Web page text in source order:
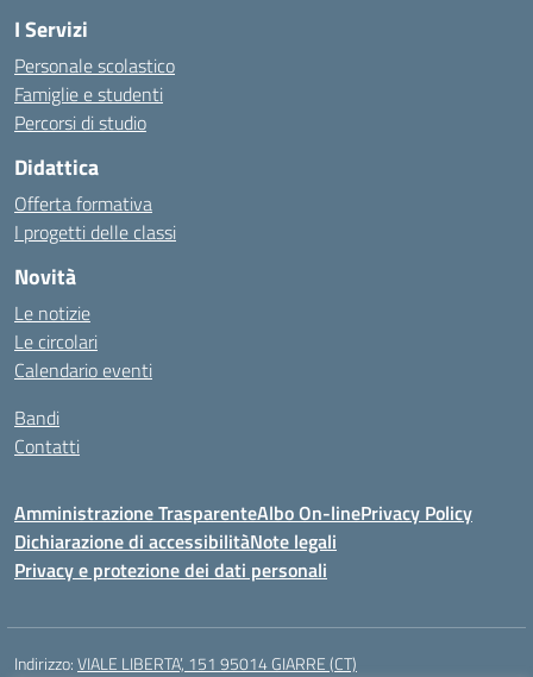
I Servizi
Personale scolastico
Famiglie e studenti
Percorsi di studio
Didattica
Offerta formativa
I progetti delle classi
Novità
Le notizie
Le circolari
Calendario eventi
Bandi
Contatti
Amministrazione TrasparenteAlbo On-linePrivacy Policy
Dichiarazione di accessibilitàNote legali
Privacy e protezione dei dati personali
Indirizzo:VIALE LIBERTA’, 151 95014 GIARRE (CT)